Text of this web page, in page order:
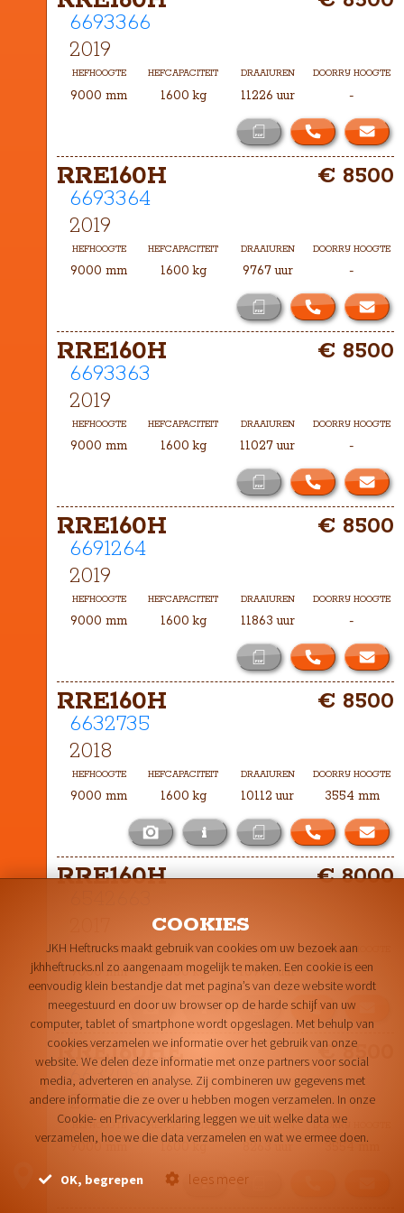
COOKIES
JKH Heftrucks maakt gebruik van cookies om uw bezoek aan
jkhheftrucks.nl zo aangenaam mogelijk te maken. Een cookie is een
eenvoudig klein bestandje dat met pagina’s van deze website wordt
meegestuurd en door uw browser op de harde schijf van uw
computer, tablet of smartphone wordt opgeslagen. Met behulp van
cookies verzamelen we informatie over het gebruik van onze
website. We delen deze informatie met onze partners voor social
media, adverteren en analyse. Zij combineren uw gegevens met
andere informatie die ze over u hebben mogen verzamelen. In onze
Cookie- en Privacyverklaring leggen we uit welke data we
verzamelen, hoe we die data verzamelen en wat we ermee doen.
OK, begrepen lees meer
DISCLAIMER | PRIVACY & COOKIES
SLUITEN
6693366
2019
HEFHOOGTE HEFCAPACITEIT DRAAIUREN DOORRIJ HOOGTE
9000 mm 1600 kg 11226 uur -
RRE160H
6693364
2019
HEFHOOGTE HEFCAPACITEIT DRAAIUREN DOORRIJ HOOGTE
9000 mm 1600 kg 9767 uur -
€ 8500
RRE160H
6693363
2019
HEFHOOGTE HEFCAPACITEIT DRAAIUREN DOORRIJ HOOGTE
9000 mm 1600 kg 11027 uur -
€ 8500
RRE160H
6691264
2019
HEFHOOGTE HEFCAPACITEIT DRAAIUREN DOORRIJ HOOGTE
9000 mm 1600 kg 11863 uur -
€ 8500
RRE160H
6632735
2018
HEFHOOGTE HEFCAPACITEIT DRAAIUREN DOORRIJ HOOGTE
9000 mm 1600 kg 10112 uur 3554 mm
i
€ 8500
Het masttype bij deze RRE160H is
TXH-9000
RRE160H
HEFHOOGTE HEFCAPACITEIT DRAAIUREN DOORRIJ HOOGTE
9000 mm 1600 kg 10975 uur -
i
€ 8000
Het masttype bij deze RRE160H is
TXH-9000
RRE160HE
6632084
2018
HEFHOOGTE HEFCAPACITEIT DRAAIUREN DOORRIJ HOOGTE
9000 mm 1600 kg 8263 uur 3554 mm
i
€ 8500